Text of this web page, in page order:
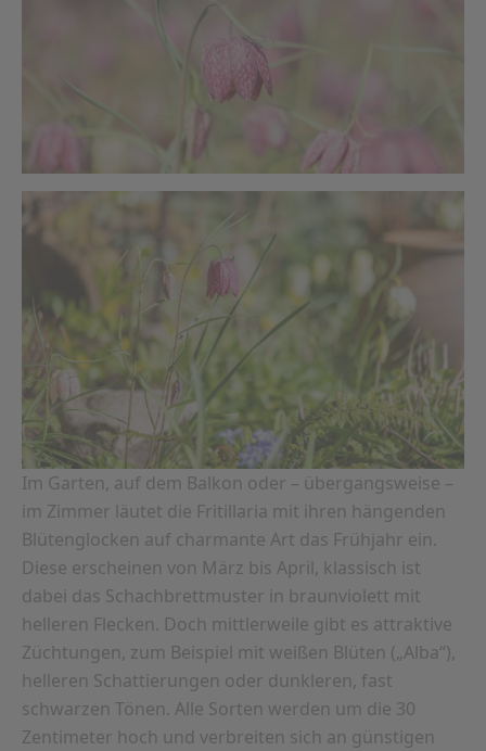
Im Garten, auf dem Balkon oder – übergangsweise –
im Zimmer läutet die Fritillaria mit ihren hängenden
Blütenglocken auf charmante Art das Frühjahr ein.
Diese erscheinen von März bis April, klassisch ist
dabei das Schachbrettmuster in braunviolett mit
helleren Flecken. Doch mittlerweile gibt es attraktive
Züchtungen, zum Beispiel mit weißen Blüten („Alba“),
helleren Schattierungen oder dunkleren, fast
schwarzen Tönen. Alle Sorten werden um die 30
Zentimeter hoch und verbreiten sich an günstigen